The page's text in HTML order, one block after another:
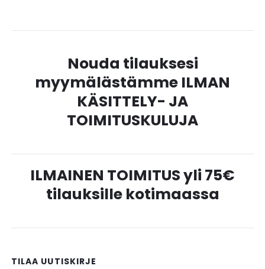
Nouda tilauksesi
myymälästämme ILMAN
KÄSITTELY- JA
TOIMITUSKULUJA
ILMAINEN TOIMITUS yli 75€
tilauksille kotimaassa
TILAA UUTISKIRJE